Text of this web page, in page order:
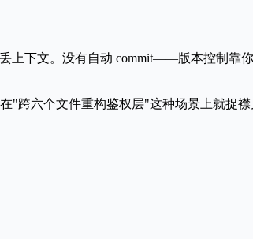
上下文。 没有自动 commit——版本控制靠你
跨六个文件重构鉴权层"这种场景上就捉